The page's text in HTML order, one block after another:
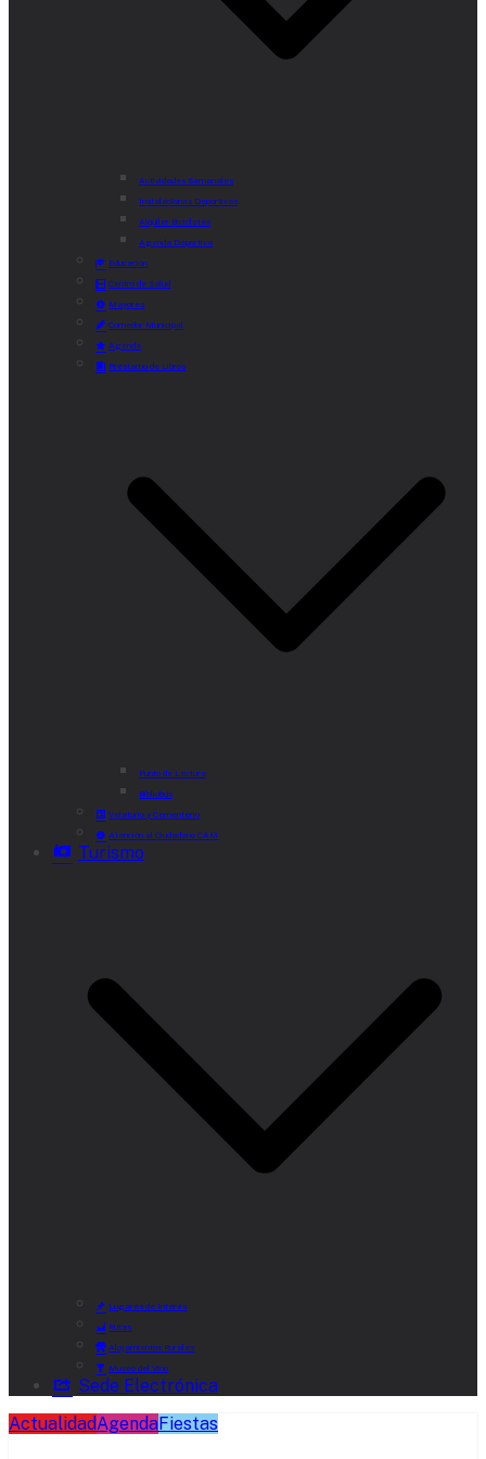
Actividades Semanales
Instalaciones Deportivas
Alquiler Bicicletas
Agenda Deportiva
Educación
Centro de Salud
Mayores
Comedor Municipal
Agenda
Préstamo de Libros
Punto de Lectura
Bibliobús
Velatorio y Cementerio
Atención al Ciudadano CAM
Turismo
Lugares de Interés
Rutas
Alojamientos Rurales
Museo del Vino
Sede Electrónica
ActualidadAgendaFiestas